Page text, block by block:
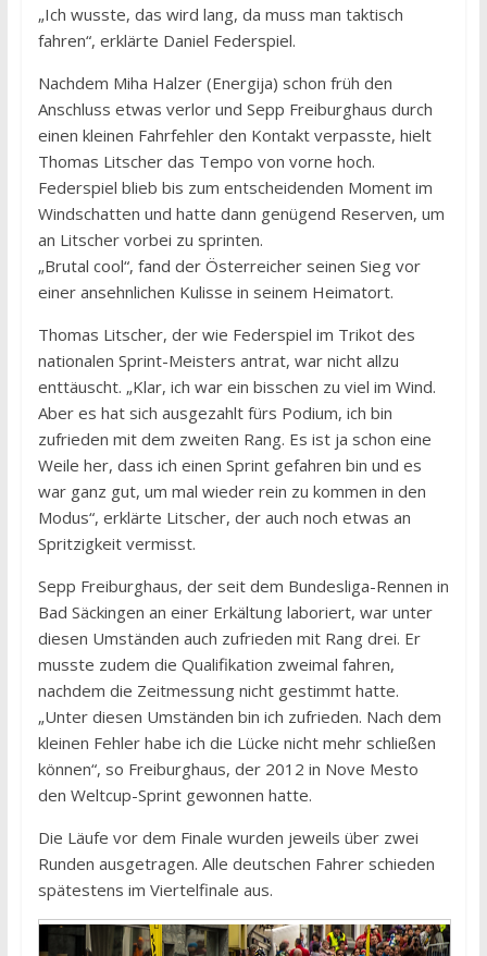
„Ich wusste, das wird lang, da muss man taktisch
fahren“, erklärte Daniel Federspiel.
Nachdem Miha Halzer (Energija) schon früh den
Anschluss etwas verlor und Sepp Freiburghaus durch
einen kleinen Fahrfehler den Kontakt verpasste, hielt
Thomas Litscher das Tempo von vorne hoch.
Federspiel blieb bis zum entscheidenden Moment im
Windschatten und hatte dann genügend Reserven, um
an Litscher vorbei zu sprinten.
„Brutal cool“, fand der Österreicher seinen Sieg vor
einer ansehnlichen Kulisse in seinem Heimatort.
Thomas Litscher, der wie Federspiel im Trikot des
nationalen Sprint-Meisters antrat, war nicht allzu
enttäuscht. „Klar, ich war ein bisschen zu viel im Wind.
Aber es hat sich ausgezahlt fürs Podium, ich bin
zufrieden mit dem zweiten Rang. Es ist ja schon eine
Weile her, dass ich einen Sprint gefahren bin und es
war ganz gut, um mal wieder rein zu kommen in den
Modus“, erklärte Litscher, der auch noch etwas an
Spritzigkeit vermisst.
Sepp Freiburghaus, der seit dem Bundesliga-Rennen in
Bad Säckingen an einer Erkältung laboriert, war unter
diesen Umständen auch zufrieden mit Rang drei. Er
musste zudem die Qualifikation zweimal fahren,
nachdem die Zeitmessung nicht gestimmt hatte.
„Unter diesen Umständen bin ich zufrieden. Nach dem
kleinen Fehler habe ich die Lücke nicht mehr schließen
können“, so Freiburghaus, der 2012 in Nove Mesto
den Weltcup-Sprint gewonnen hatte.
Die Läufe vor dem Finale wurden jeweils über zwei
Runden ausgetragen. Alle deutschen Fahrer schieden
spätestens im Viertelfinale aus.